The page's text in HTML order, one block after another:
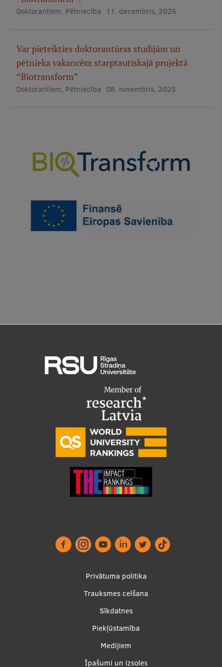
Starptautiskā sadarbība
Mobilitātes programmas
Starptautiskie projekti
Starptautiskie sadarbības partneri
Doktorantiem, Pētniecība 11. decembris, 2025
Var pieteikties doktorantūras studijām un
pētnieka vakancēm starptautiskajā projektā
“Biotransform”
Doktorantiem, Pētniecība 08. novembris, 2025
Privātuma politika
Trauksmes celšana
Sīkdatnes
Piekļūstamība
Medijiem
Īpašumi un izsoles